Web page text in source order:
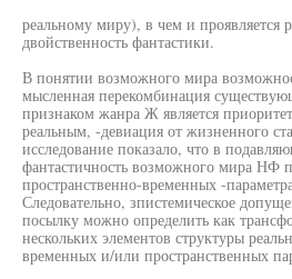
реальному миру), в чем и проявляется
двойственность фантастики.
В понятии возможного мира
мысленная перекомбинация
признаком жанра Ж является
реальным, -девиация от жизненного
исследование показало, что в
фантастичность возможного мира НФ
пространственно-временных -
Следовательно, зпистемическое
посылку можно определить как
нескольких элементов структуры
временных и/или пространственных